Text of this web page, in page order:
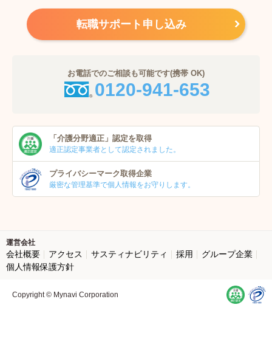
転職サポート申し込み
お電話でのご相談も可能です(携帯 OK)
0120-941-653
「介護分野適正」 認定を取得
適正認定事業者として認定されました。
プライバシーマーク取得企業
厳密な管理基準で個人情報をお守りします。
運営会社
会社概要 アクセス サスティナビリティ 採用
グループ企業
個人情報保護方針
Copyright © Mynavi Corporation